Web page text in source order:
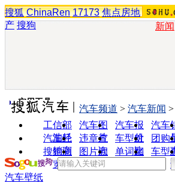
搜狐 ChinaRen 17173 焦点房地
产 搜狗 新闻
实用工具
工信部
油耗
汽车图
片
汽车报
价
汽车
汽车经
销商
违章查
询
车型对
比
团购
搜狗浏
览器
图片欣
赏
单词翻
车型
汽车频道 > 汽车新闻 >
汽车壁纸